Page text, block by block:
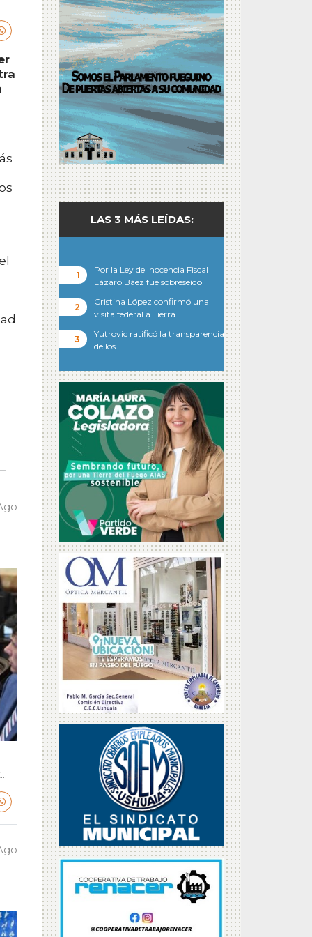
LAS 3 MÁS LEÍDAS:
Por la Ley de Inocencia Fiscal
Lázaro Báez fue sobreseído
Cristina López confirmó una
visita federal a Tierra…
Yutrovic ratificó la transparencia
de los…